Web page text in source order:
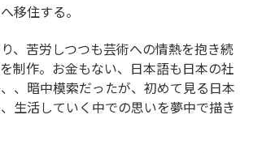
本へ移住する。
、苦労しつつも芸術への情熱を抱き続
制作。お金もない、日本語も日本の社
、暗中模索だったが、初めて見る日本
生活していく中での思いを夢中で描き